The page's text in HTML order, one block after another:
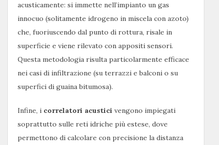
acusticamente: si immette nell’impianto un gas
innocuo (solitamente idrogeno in miscela con azoto)
che, fuoriuscendo dal punto di rottura, risale in
superficie e viene rilevato con appositi sensori.
Questa metodologia risulta particolarmente efficace
nei casi di infiltrazione (su terrazzi e balconi o su
superfici di guaina bitumosa).
Infine, i correlatori acustici vengono impiegati
soprattutto sulle reti idriche più estese, dove
permettono di calcolare con precisione la distanza